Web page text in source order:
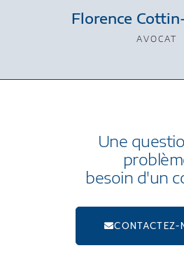
Florence
AVOCAT
Une
besoin d'un
CONTACTEZ-